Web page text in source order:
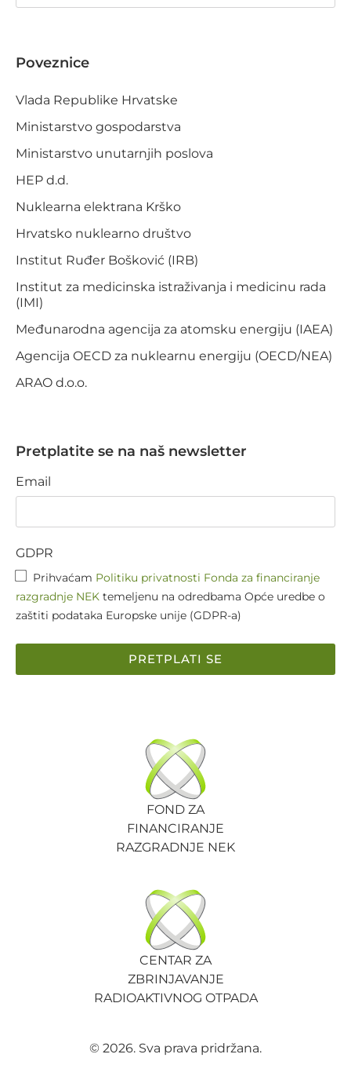
Poveznice
Vlada Republike Hrvatske
Ministarstvo gospodarstva
Ministarstvo unutarnjih poslova
HEP d.d.
Nuklearna elektrana Krško
Hrvatsko nuklearno društvo
Institut Ruđer Bošković (IRB)
Institut za medicinska istraživanja i medicinu rada
(IMI)
Međunarodna agencija za atomsku energiju (IAEA)
Agencija OECD za nuklearnu energiju (OECD/NEA)
ARAO d.o.o.
Pretplatite se na naš newsletter
Email
GDPR
Prihvaćam Politiku privatnosti Fonda za financiranje
razgradnje NEK temeljenu na odredbama Opće uredbe o
zaštiti podataka Europske unije (GDPR-a)
PRETPLATI SE
FOND ZA
FINANCIRANJE
RAZGRADNJE NEK
CENTAR ZA
ZBRINJAVANJE
RADIOAKTIVNOG OTPADA
© 2026. Sva prava pridržana.